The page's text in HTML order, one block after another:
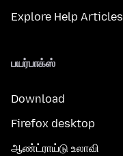
Explore Help Articles
பயர்பாக்ஸ்
Download
Firefox desktop
ஆண்ட்ராய்டு உலாவி